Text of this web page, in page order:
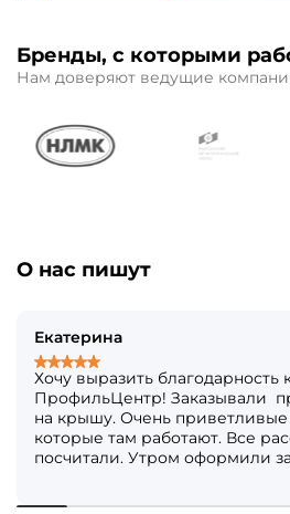
Бренды, с которыми
Нам доверяют ведущие
О нас пишут
Екатерина
Хочу выразить благодарность
ПрофильЦентр! Заказывали
на крышу. Очень приветливые
которые там работают. Все
посчитали. Утром оформили
следующий день уже все было